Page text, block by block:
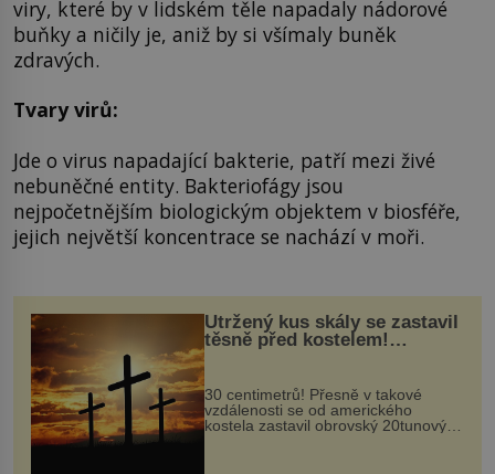
viry, které by v lidském těle napadaly nádorové
buňky a ničily je, aniž by si všímaly buněk
zdravých.
Tvary virů:
Jde o virus napadající bakterie, patří mezi živé
nebuněčné entity. Bakteriofágy jsou
nejpočetnějším biologickým objektem v biosféře,
jejich největší koncentrace se nachází v moři.
Utržený kus skály se zastavil
těsně před kostelem!
Ochránila ho boží síla?
30 centimetrů! Přesně v takové
vzdálenosti se od amerického
kostela zastavil obrovský 20tunový